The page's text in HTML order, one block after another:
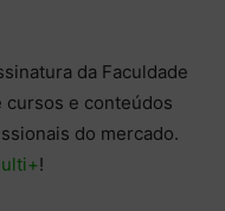
da Faculdade
cursos e conteúdos
do mercado.
!